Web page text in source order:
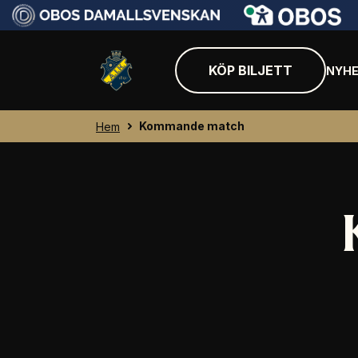
KÖP BILJETT
Hem Kommande match